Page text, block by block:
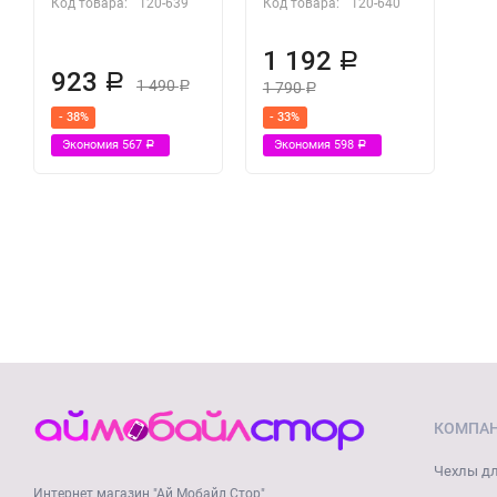
Код товара: 120-639
923 Р 1 490Р
- 38%
Экономия 567 Р
Код товара: 120-640
1 192 Р
1 790Р
- 33%
Экономия 598 Р
Чехлы